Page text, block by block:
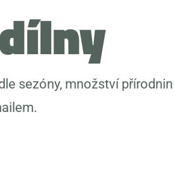
sezóny, množství